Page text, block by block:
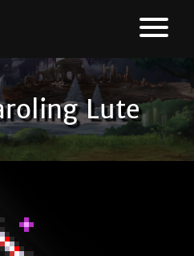
Lute